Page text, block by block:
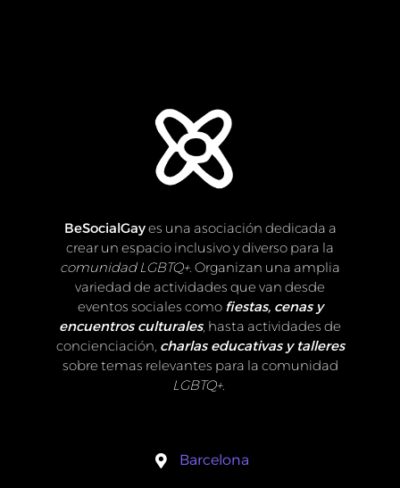
BeSocialGayes una asociación dedicada a
crear un espacio inclusivo y diverso para la
comunidad LGBTQ+. Organizan una amplia
variedad de actividades que van desde
eventos sociales como fiestas, cenas y
encuentros culturales, hasta actividades de
concienciación, charlas educativas y talleres
sobre temas relevantes para la comunidad
LGBTQ+.
Barcelona